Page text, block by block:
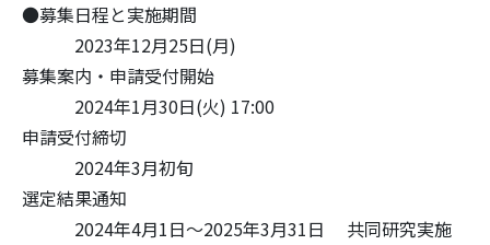
●募集日程と実施期間
2023年12月25日(月)
募集案内・申請受付開始
2024年1月30日(火) 17:00
申請受付締切
2024年3月初旬
選定結果通知
2024年4月1日～2025年3月31日 共同研究実施